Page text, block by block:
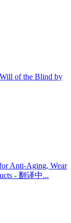
of the Blind by
Anti-Aging, Wear
- 翻译中...